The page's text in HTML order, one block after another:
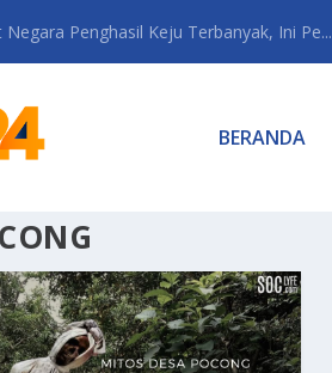
Penghasil Keju Terbanyak, Ini Pe...
BERANDA